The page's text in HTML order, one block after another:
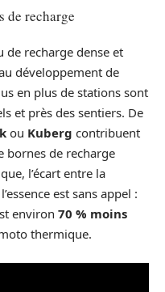
de recharge
de recharge dense et
développement de
en plus de stations sont
et près des sentiers. De
ou Kuberg contribuent
bornes de recharge
l’écart entre la
est sans appel :
environ 70 % moins
thermique.